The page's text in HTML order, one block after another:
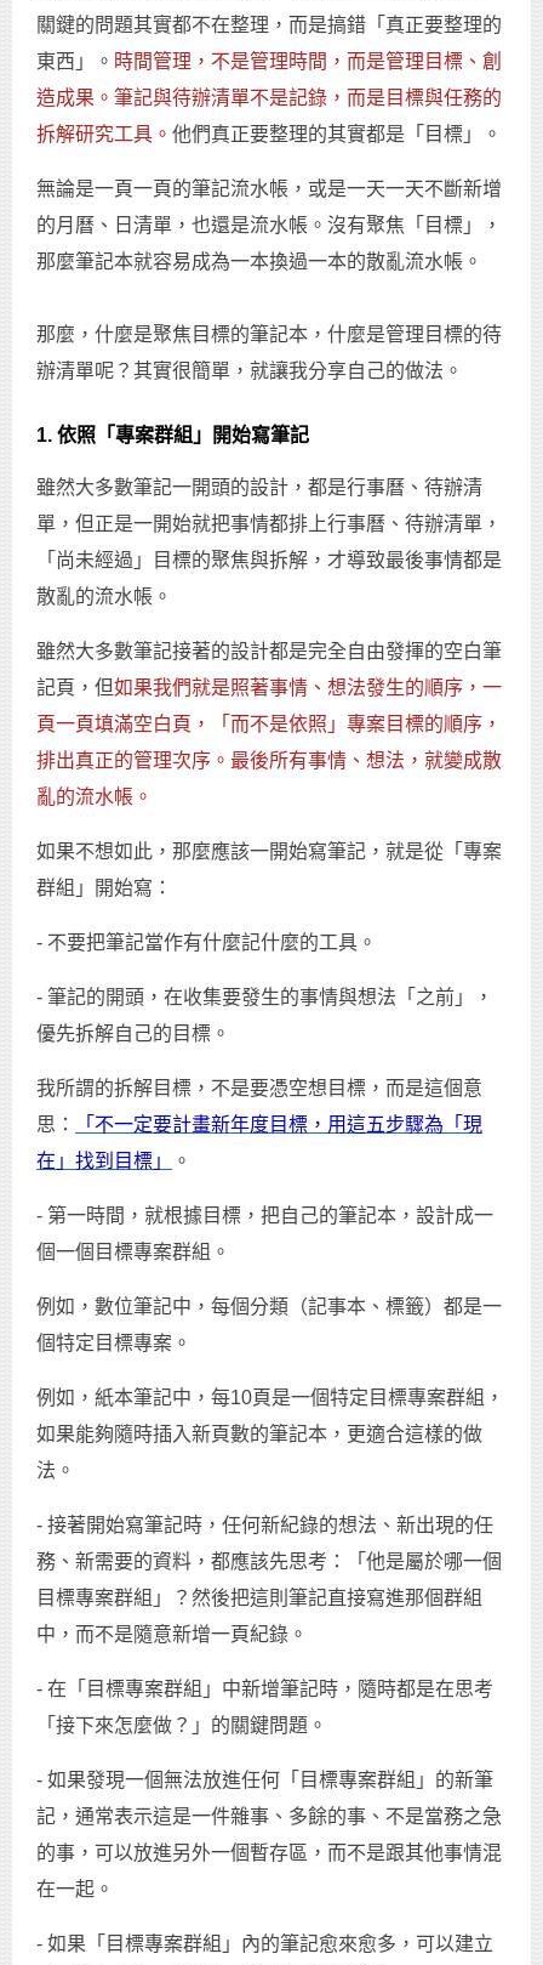
關鍵的問題其實都不在整理，而是搞錯「真正要整理的
東西」。 時間管理，不是管理時間，而是管理目標、創
造成果。筆記與待辦清單不是記錄，而是目標與任務的
拆解研究工具。 他們真正要整理的其實都是「目標」。
無論是一頁一頁的筆記流水帳，或是一天一天不斷新增
的月曆、日清單，也還是流水帳。沒有聚焦「目標」，
那麼筆記本就容易成為一本換過一本的散亂流水帳。
那麼，什麼是聚焦目標的筆記本，什麼是管理目標的待
辦清單呢？其實很簡單，就讓我分享自己的做法。
1. 依照「專案群組」開始寫筆記
雖然大多數筆記一開頭的設計，都是行事曆、待辦清
單，但正是一開始就把事情都排上行事曆、待辦清單，
「尚未經過」目標的聚焦與拆解，才導致最後事情都是
散亂的流水帳。
雖然大多數筆記接著的設計都是完全自由發揮的空白筆
記頁，但如果我們就是照著事情、想法發生的順序，一
頁一頁填滿空白頁，「而不是依照」專案目標的順序，
排出真正的管理次序。最後所有事情、想法，就變成散
亂的流水帳。
如果不想如此，那麼應該一開始寫筆記，就是從「專案
群組」開始寫：
- 不要把筆記當作有什麼記什麼的工具。
- 筆記的開頭，在收集要發生的事情與想法「之前」，
優先拆解自己的目標。
我所謂的拆解目標，不是要憑空想目標，而是這個意
思：
「不一定要計畫新年度目標，用這五步驟為「現
在」找到目標」
。
- 第一時間，就根據目標，把自己的筆記本，設計成一
個一個目標專案群組。
例如，數位筆記中，每個分類（記事本、標籤）都是一
個特定目標專案。
例如，紙本筆記中，每10頁是一個特定目標專案群組，
如果能夠隨時插入新頁數的筆記本，更適合這樣的做
法。
- 接著開始寫筆記時，任何新紀錄的想法、新出現的任
務、新需要的資料，都應該先思考：「他是屬於哪一個
目標專案群組」？然後把這則筆記直接寫進那個群組
中，而不是隨意新增一頁紀錄。
- 在「目標專案群組」中新增筆記時，隨時都是在思考
「接下來怎麼做？」的關鍵問題。
- 如果發現一個無法放進任何「目標專案群組」的新筆
記，通常表示這是一件雜事、多餘的事、不是當務之急
的事，可以放進另外一個暫存區，而不是跟其他事情混
在一起。
- 如果「目標專案群組」內的筆記愈來愈多，可以建立